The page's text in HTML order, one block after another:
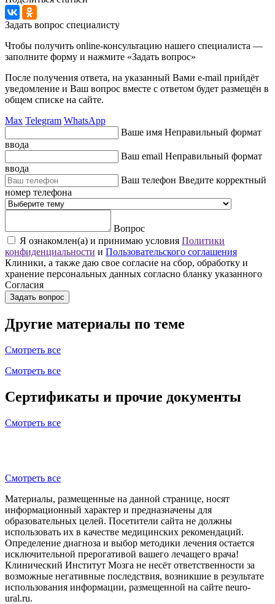
Задать вопрос специалисту
Чтобы получить online-консультацию нашего специалиста —
заполните форму и нажмите «Задать вопрос»
После получения ответа, на указанный Вами e-mail прийдёт
уведомление и Ваш вопрос вместе с ответом будет размещён в
общем списке на сайте.
Max Telegram WhatsApp
Ваше имя Неправильный формат
ввода
Ваш email Неправильный формат
ввода
Ваш телефон Введите корректный
номер телефона
Вопрос
Я ознакомлен(а) и принимаю условия Политики
конфиденциальности и Пользовательского соглашения
Клиники, а также даю свое согласие на сбор, обработку и
хранение персональных данных согласно бланку указанного
Согласия
Задать вопрос
Другие материалы по теме
Смотреть все
Смотреть все
Сертификаты и прочие документы
Смотреть все
Смотреть все
Материалы, размещенные на данной странице, носят
информационный характер и предназначены для
образовательных целей. Посетители сайта не должны
использовать их в качестве медицинских рекомендаций.
Определение диагноза и выбор методики лечения остается
исключительной прерогативой вашего лечащего врача!
Клинический Институт Мозга не несёт ответственности за
возможные негативные последствия, возникшие в результате
использования информации, размещенной на сайте neuro-
ural.ru.